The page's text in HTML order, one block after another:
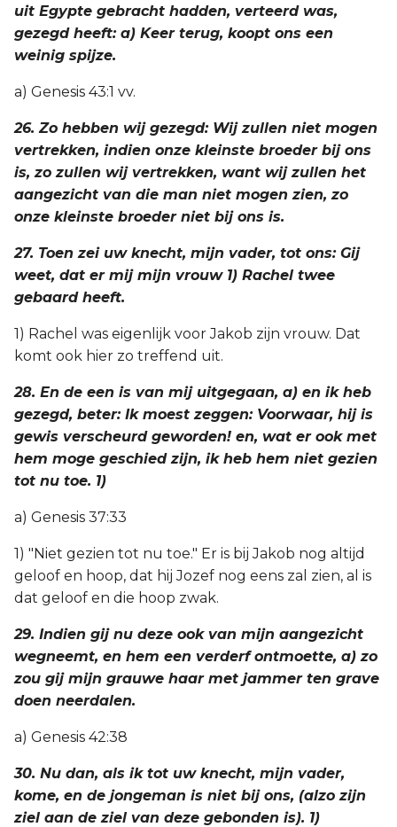
uit Egypte gebracht hadden, verteerd was,
gezegd heeft: a) Keer terug, koopt ons een
weinig spijze.
a) Genesis 43:1 vv.
26. Zo hebben wij gezegd: Wij zullen niet mogen
vertrekken, indien onze kleinste broeder bij ons
is, zo zullen wij vertrekken, want wij zullen het
aangezicht van die man niet mogen zien, zo
onze kleinste broeder niet bij ons is.
27. Toen zei uw knecht, mijn vader, tot ons: Gij
weet, dat er mij mijn vrouw 1) Rachel twee
gebaard heeft.
1) Rachel was eigenlijk voor Jakob zijn vrouw. Dat
komt ook hier zo treffend uit.
28. En de een is van mij uitgegaan, a) en ik heb
gezegd, beter: Ik moest zeggen: Voorwaar, hij is
gewis verscheurd geworden! en, wat er ook met
hem moge geschied zijn, ik heb hem niet gezien
tot nu toe. 1)
a) Genesis 37:33
1) "Niet gezien tot nu toe." Er is bij Jakob nog altijd
geloof en hoop, dat hij Jozef nog eens zal zien, al is
dat geloof en die hoop zwak.
29. Indien gij nu deze ook van mijn aangezicht
wegneemt, en hem een verderf ontmoette, a) zo
zou gij mijn grauwe haar met jammer ten grave
doen neerdalen.
a) Genesis 42:38
30. Nu dan, als ik tot uw knecht, mijn vader,
kome, en de jongeman is niet bij ons, (alzo zijn
ziel aan de ziel van deze gebonden is). 1)